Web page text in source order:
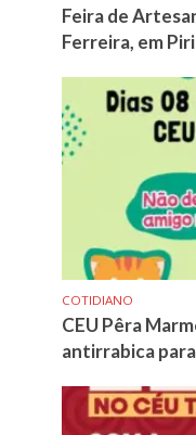
Feira de
Ferreira, em
COTIDIANO
CEU Pêra
antirrabica